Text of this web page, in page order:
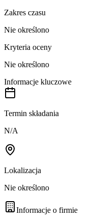
Zakres czasu
Nie określono
Kryteria oceny
Nie określono
Informacje kluczowe
Termin składania
N/A
Lokalizacja
Nie określono
Informacje o firmie